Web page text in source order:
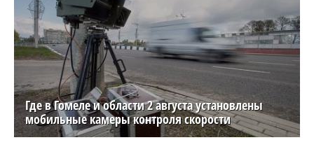
Где в Гомеле и области 2 августа установлены
мобильные камеры контроля скорости